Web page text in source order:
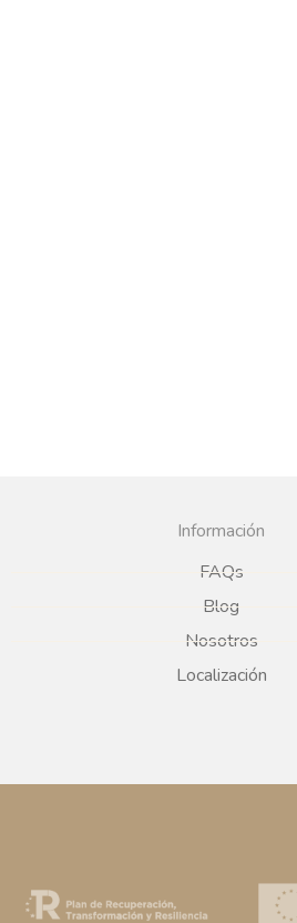
Información
FAQs
Blog
Nosotros
Localización